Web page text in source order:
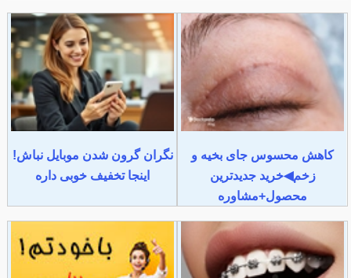
کاهش محسوس جای بخیه و
زخم◀خرید جدیدترین
محصول+مشاوره
نگران گرون شدن موبایل نباش!
اینجا تخفیف خوبی داره